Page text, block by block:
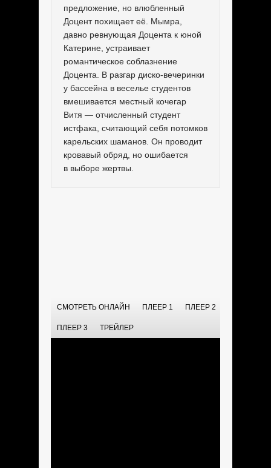
предложение, но влюбленный
Доцент похищает её. Мымра,
давно ревнующая Доцента к юной
Катерине, устраивает
романтическое соблазнение
Доцента. В разгар диско-вечеринки
у бассейна в веселье студентов
вмешивается местный кочегар
Витя — отчисленный студент
истфака, считающий себя потомков
карельских шаманов. Он проводит
кровавый обряд, но ошибается
в выборе жертвы.
СМОТРЕТЬ ОНЛАЙН ПЛЕЕР 1 ПЛЕЕР 2
ПЛЕЕР 3 ТРЕЙЛЕР